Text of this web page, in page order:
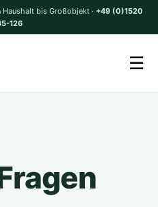
Haushalt bis Großobjekt · +49 (0)1520
126
☰